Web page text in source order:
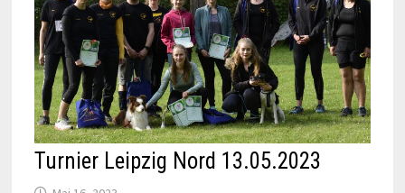
Turnier Leipzig Nord 13.05.2023